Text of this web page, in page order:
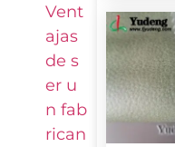
Vent
ajas
de s
er u
n fab
rican